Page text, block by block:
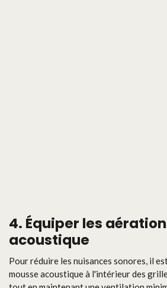
4. Équiper les
acoustique
Pour réduire les nuisances sonores, il
mousse acoustique à l'intérieur des